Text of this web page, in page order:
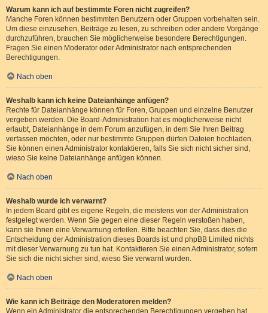
Warum kann ich auf bestimmte Foren nicht zugreifen?
Manche Foren können bestimmten Benutzern oder Gruppen vorbehalten sein.
Um diese einzusehen, Beiträge zu lesen, zu schreiben oder andere Vorgänge
durchzuführen, brauchen Sie möglicherweise besondere Berechtigungen.
Fragen Sie einen Moderator oder Administrator nach entsprechenden
Berechtigungen.
Nach oben
Weshalb kann ich keine Dateianhänge anfügen?
Rechte für Dateianhänge können für Foren, Gruppen und einzelne Benutzer
vergeben werden. Die Board-Administration hat es möglicherweise nicht
erlaubt, Dateianhänge in dem Forum anzufügen, in dem Sie Ihren Beitrag
verfassen möchten, oder nur bestimmte Gruppen dürfen Dateien hochladen.
Sie können einen Administrator kontaktieren, falls Sie sich nicht sicher sind,
wieso Sie keine Dateianhänge anfügen können.
Nach oben
Weshalb wurde ich verwarnt?
In jedem Board gibt es eigene Regeln, die meistens von der Administration
festgelegt werden. Wenn Sie gegen eine dieser Regeln verstoßen haben,
kann sie Ihnen eine Verwarnung erteilen. Bitte beachten Sie, dass dies die
Entscheidung der Administration dieses Boards ist und phpBB Limited nichts
mit dieser Verwarnung zu tun hat. Kontaktieren Sie einen Administrator, sofern
Sie sich die nicht sicher sind, wieso Sie verwarnt wurden.
Nach oben
Wie kann ich Beiträge den Moderatoren melden?
Wenn ein Administrator die entsprechenden Berechtigungen vergeben hat,